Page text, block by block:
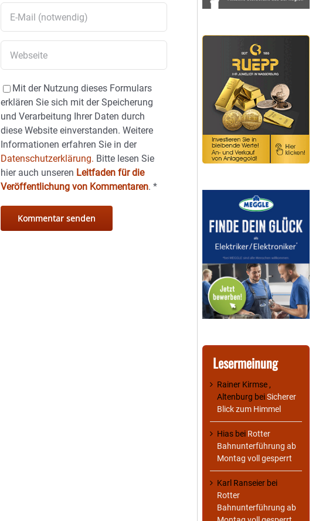
Mit der Nutzung dieses Formulars
erklären Sie sich mit der Speicherung
und Verarbeitung Ihrer Daten durch
diese Website einverstanden. Weitere
Informationen erfahren Sie in der
Datenschutzerklärung. Bitte lesen Sie
hier auch unseren Leitfaden für die
Veröffentlichung von Kommentaren.*
Lesermeinung
Rainer Kirmse ,
Altenburg beiSicherer
Blick zum Himmel
Hias bei Rotter
Bahnunterführung ab
Montag voll gesperrt
Karl Ranseier bei
Rotter
Bahnunterführung ab